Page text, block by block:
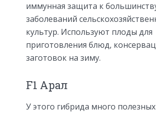
иммунная защита к
заболеваний
культур. Используют плоды для
приготовления блюд,
заготовок на зиму.
F1 Арал
У этого гибрида много